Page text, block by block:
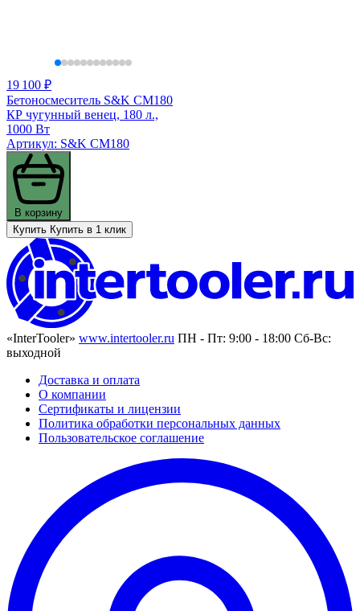
19 100 ₽
Бетоносмеситель S&K CM180
КР чугунный венец, 180 л.,
1000 Вт
Артикул: S&K CM180
В корзину
Купить Купить в 1 клик
«InterTooler» www.intertooler.ru ПН - Пт: 9:00 - 18:00 Сб-Вс:
выходной
Доставка и оплата
О компании
Сертификаты и лицензии
Политика обработки персональных данных
Пользовательское соглашение